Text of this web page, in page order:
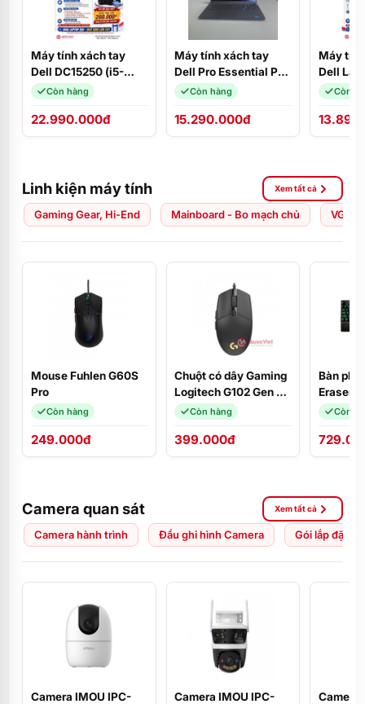
Máy tính xách tay
Dell DC15250 (i5-
1334U/16GD4/512SSD/15.6FHD/120Hz/W11SL+OFFICE_2024/
Còn hàng
22.990.000đ
Máy tính xách tay
Dell Pro Essential PV
15250 (Core i5-
ĐEN/Ubuntu/NK
Còn hàng
15.290.000đ
Máy
Dell
(i3-
FHD/
Còn
Linh kiện máy tính Xem tất cả
Gaming Gear, Hi-End Mainboard - Bo mạch chủ VGA -
Mouse Fuhlen G60S
Pro
Còn hàng
249.000đ
Chuột có dây Gaming
Logitech G102 Gen 2
LIGHTSYNC RGB
Còn hàng
399.000đ
Bàn
Eraser
BlueCòn
Camera quan sát Xem tất cả
Camera hành trình Đầu ghi hình Camera Gói lắp đặt
Camera IMOU IPC-
Camera IMOU IPC-
Camera